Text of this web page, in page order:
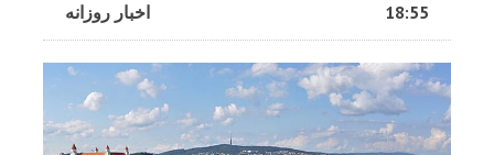
اخبار روزانه 18:55